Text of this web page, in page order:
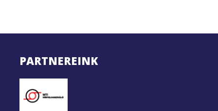
PARTNEREINK